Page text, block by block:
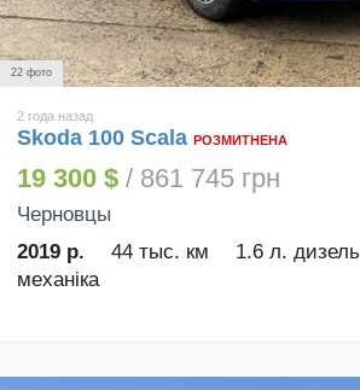
22 фото
2 года назад
Skoda 100 Scala РОЗМИТНЕНА
19 300 $ / 861 745 грн
Черновцы
2019 р.
44 тыс. км 1.6 л. дизель
механіка